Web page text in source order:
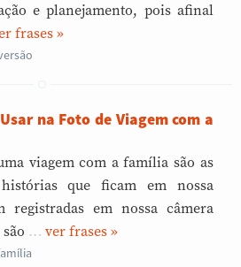
e planejamento, pois afinal
»
na Foto de Viagem com a
viagem com a família são as
que ficam em nossa
registradas em nossa câmera
… »